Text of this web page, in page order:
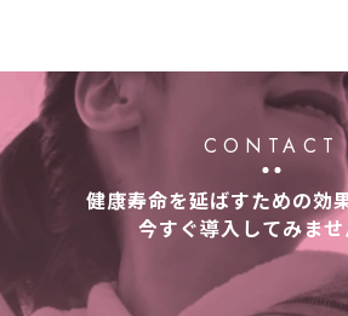
CONTACT
健康寿命を延ばすための効
今すぐ導入してみませ